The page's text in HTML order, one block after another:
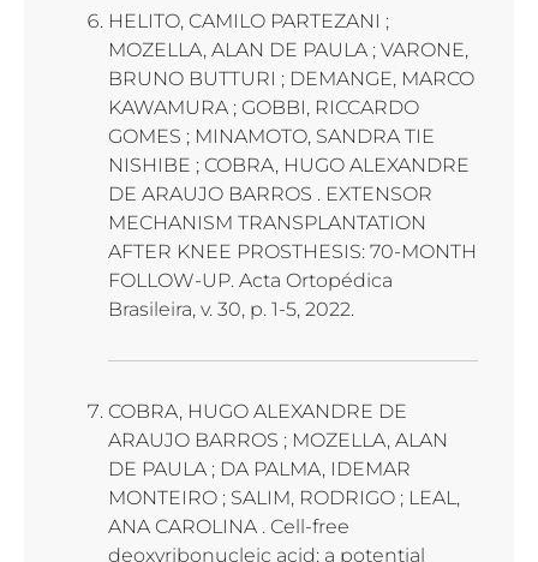
HELITO, CAMILO PARTEZANI ;
MOZELLA, ALAN DE PAULA ; VARONE,
BRUNO BUTTURI ; DEMANGE, MARCO
KAWAMURA ; GOBBI, RICCARDO
GOMES ; MINAMOTO, SANDRA TIE
NISHIBE ; COBRA, HUGO ALEXANDRE
DE ARAUJO BARROS . EXTENSOR
MECHANISM TRANSPLANTATION
AFTER KNEE PROSTHESIS: 70-MONTH
FOLLOW-UP. Acta Ortopédica
Brasileira, v. 30, p. 1-5, 2022.
COBRA, HUGO ALEXANDRE DE
ARAUJO BARROS ; MOZELLA, ALAN
DE PAULA ; DA PALMA, IDEMAR
MONTEIRO ; SALIM, RODRIGO ; LEAL,
ANA CAROLINA . Cell-free
deoxyribonucleic acid: a potential